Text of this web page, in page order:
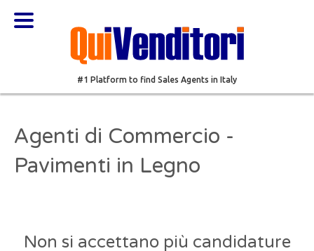
#1 Platform to find Sales Agents in Italy
Agenti di Commercio -
Pavimenti in Legno
Non si accettano più candidature